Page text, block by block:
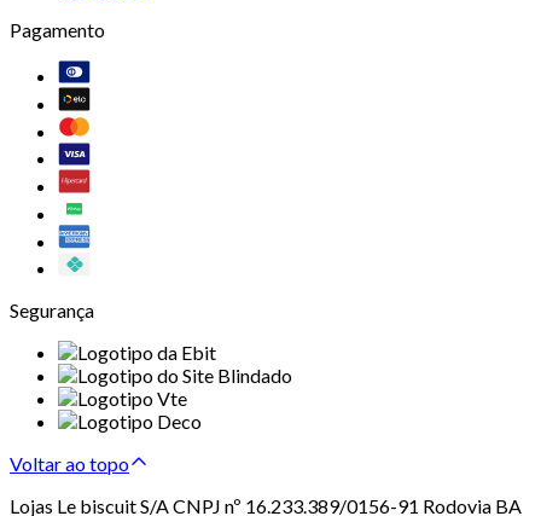
Pagamento
Segurança
Voltar ao topo
Lojas Le biscuit S/A CNPJ nº 16.233.389/0156-91 Rodovia BA